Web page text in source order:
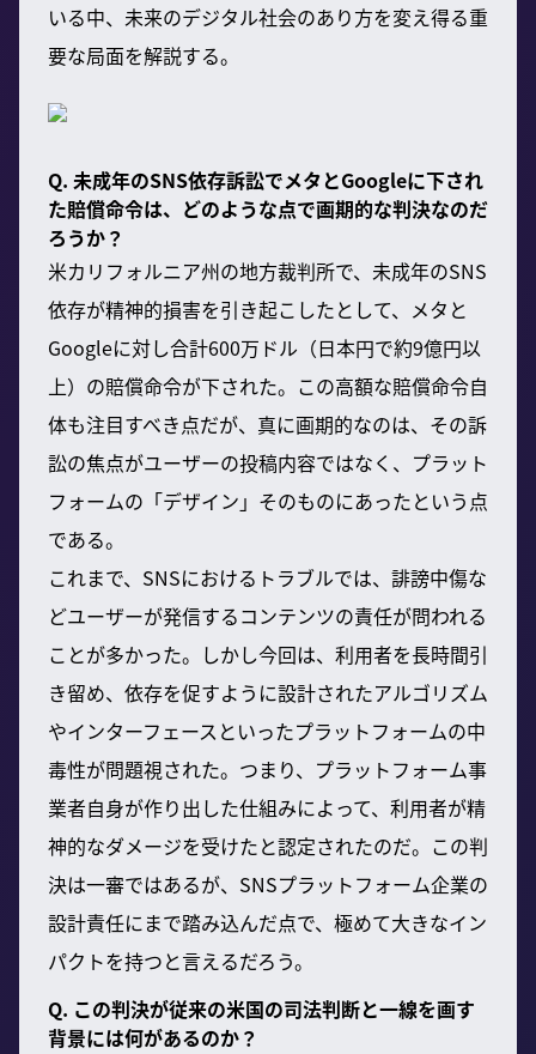
いる中、未来のデジタル社会のあり方を変え得る重
要な局面を解説する。
Q. 未成年のSNS依存訴訟でメタとGoogleに下され
た賠償命令は、どのような点で画期的な判決なのだ
ろうか？
米カリフォルニア州の地方裁判所で、未成年のSNS
依存が精神的損害を引き起こしたとして、メタと
Googleに対し合計600万ドル（日本円で約9億円以
上）の賠償命令が下された。この高額な賠償命令自
体も注目すべき点だが、真に画期的なのは、その訴
訟の焦点がユーザーの投稿内容ではなく、プラット
フォームの「デザイン」そのものにあったという点
である。
これまで、SNSにおけるトラブルでは、誹謗中傷な
どユーザーが発信するコンテンツの責任が問われる
ことが多かった。しかし今回は、利用者を長時間引
き留め、依存を促すように設計されたアルゴリズム
やインターフェースといったプラットフォームの中
毒性が問題視された。つまり、プラットフォーム事
業者自身が作り出した仕組みによって、利用者が精
神的なダメージを受けたと認定されたのだ。この判
決は一審ではあるが、SNSプラットフォーム企業の
設計責任にまで踏み込んだ点で、極めて大きなイン
パクトを持つと言えるだろう。
Q. この判決が従来の米国の司法判断と一線を画す
背景には何があるのか？